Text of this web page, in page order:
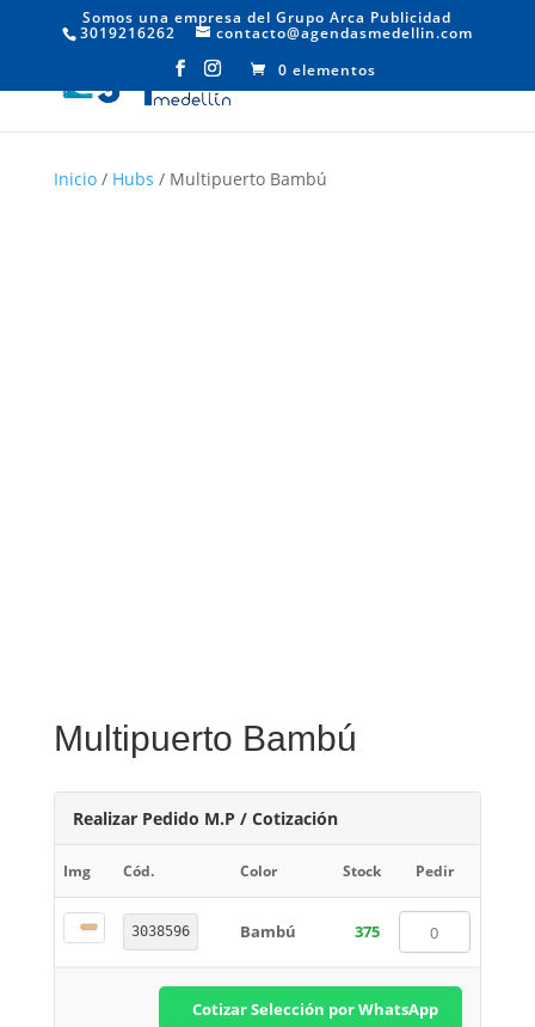
Somos una empresa del Grupo Arca Publicidad
3019216262
contacto@agendasmedellin.com
0 elementos
Inicio/ Hubs / Multipuerto Bambú
Multipuerto Bambú
Realizar Pedido M.P / Cotización
Img Cód. Color Stock Pedir
3038596 Bambú 375
Cotizar Selección por WhatsApp